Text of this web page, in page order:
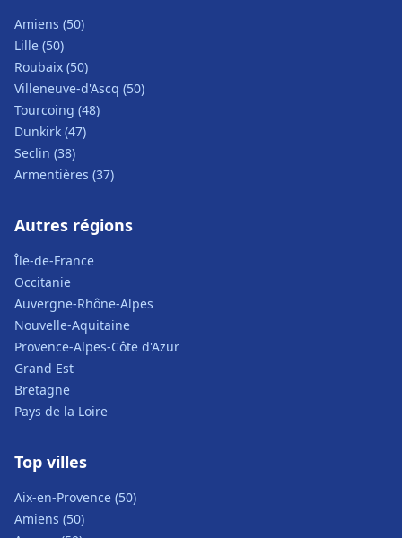
Amiens (50)
Lille (50)
Roubaix (50)
Villeneuve-d'Ascq (50)
Tourcoing (48)
Dunkirk (47)
Seclin (38)
Armentières (37)
Autres régions
Île-de-France
Occitanie
Auvergne-Rhône-Alpes
Nouvelle-Aquitaine
Provence-Alpes-Côte d'Azur
Grand Est
Bretagne
Pays de la Loire
Top villes
Aix-en-Provence (50)
Amiens (50)